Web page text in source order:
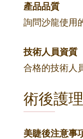
產品品質
詢問沙龍使用
技術人員資質
合格的技術人
術後護
美睫後注意事